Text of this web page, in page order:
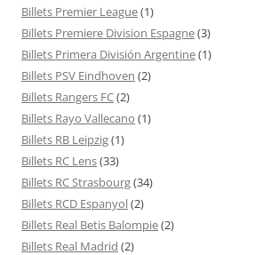
Billets Premier League(1)
Billets Premiere Division Espagne(3)
Billets Primera División Argentine(1)
Billets PSV Eindhoven (2)
Billets Rangers FC(2)
Billets Rayo Vallecano (1)
Billets RB Leipzig(1)
Billets RC Lens(33)
Billets RC Strasbourg(34)
Billets RCD Espanyol(2)
Billets Real Betis Balompie(2)
Billets Real Madrid (2)